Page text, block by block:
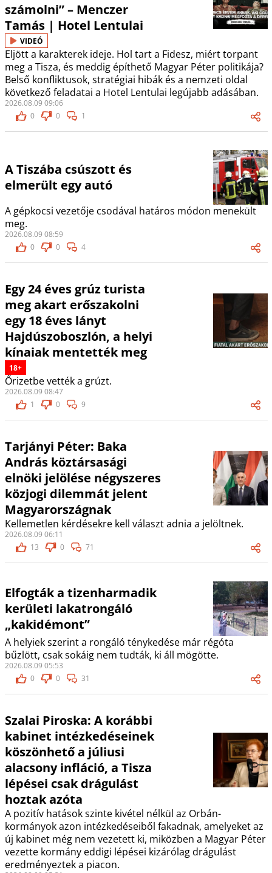
számolni” – Menczer
Tamás | Hotel Lentulai
VIDEÓ
Eljött a karakterek ideje. Hol tart a Fidesz, miért torpant
meg a Tisza, és meddig építhető Magyar Péter politikája?
Belső konfliktusok, stratégiai hibák és a nemzeti oldal
következő feladatai a Hotel Lentulai legújabb adásában.
2026.08.09 09:06
0
0 1
A Tiszába csúszott és
elmerült egy autó
A gépkocsi vezetője csodával határos módon menekült
meg.
2026.08.09 08:59
0
0 4
Egy 24 éves grúz turista
meg akart erőszakolni
egy 18 éves lányt
Hajdúszoboszlón, a helyi
kínaiak mentették meg
18+
Őrizetbe vették a grúzt.
2026.08.09 08:47
1
0 9
Tarjányi Péter: Baka
András köztársasági
elnöki jelölése négyszeres
közjogi dilemmát jelent
Magyarországnak
Kellemetlen kérdésekre kell választ adnia a jelöltnek.
2026.08.09 06:11
13
0 71
Elfogták a tizenharmadik
kerületi lakatrongáló
„kakidémont”
A helyiek szerint a rongáló ténykedése már régóta
bűzlött, csak sokáig nem tudták, ki áll mögötte.
2026.08.09 05:53
0
0 31
Szalai Piroska: A korábbi
kabinet intézkedéseinek
köszönhető a júliusi
alacsony infláció, a Tisza
lépései csak drágulást
hoztak azóta
A pozitív hatások szinte kivétel nélkül az Orbán-
kormányok azon intézkedéseiből fakadnak, amelyeket az
új kabinet még nem vezetett ki, miközben a Magyar Péter
vezette kormány eddigi lépései kizárólag drágulást
eredményeztek a piacon.